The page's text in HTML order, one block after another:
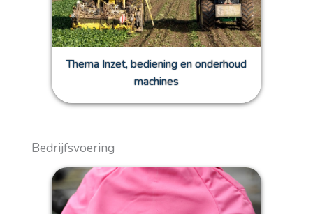
Thema Inzet, bediening en onderhoud
machines
Bedrijfsvoering